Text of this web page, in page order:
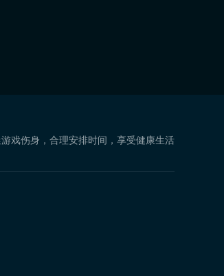
戏伤身，合理安排时间，享受健康生活